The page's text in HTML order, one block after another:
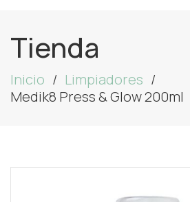
Tienda
Inicio
Limpiadores
Medik8 Press & Glow 200ml